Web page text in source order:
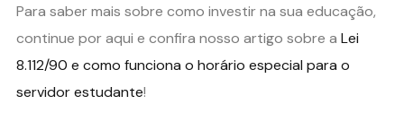
Para saber mais sobre como investir na sua educação,
continue por aqui e confira nosso artigo sobre a Lei
8.112/90 e como funciona o horário especial para o
servidor estudante!